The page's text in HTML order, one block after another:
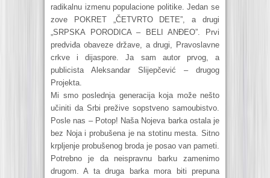
radikalnu izmenu populacione politike. Jedan se
zove POKRET „ČETVRTO DETE”, a drugi
„SRPSKA PORODICA – BELI ANĐEO”. Prvi
predviđa obaveze države, a drugi, Pravoslavne
crkve i dijaspore. Ja sam autor prvog, a
publicista Aleksandar Slijepčević – drugog
Projekta.
Mi smo poslednja generacija koja može nešto
učiniti da Srbi prežive sopstveno samoubistvo.
Posle nas – Potop! Naša Nojeva barka ostala je
bez Noja i probušena je na stotinu mesta. Sitno
krpljenje probušenog broda je posao van pameti.
Potrebno je da neispravnu barku zamenimo
drugom. A ta druga barka mora biti prepuna